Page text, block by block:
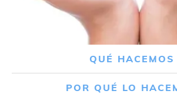
QUÉ HACEMOS
POR QUÉ LO